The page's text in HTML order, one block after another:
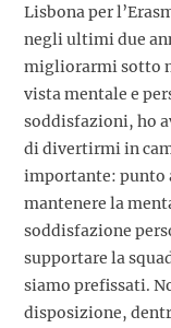
Lisbona per
negli ultimi due
migliorarmi sotto
vista mentale e
soddisfazioni, ho
di divertirmi in
importante: punto
mantenere la
soddisfazione
supportare la
siamo prefissati.
disposizione,